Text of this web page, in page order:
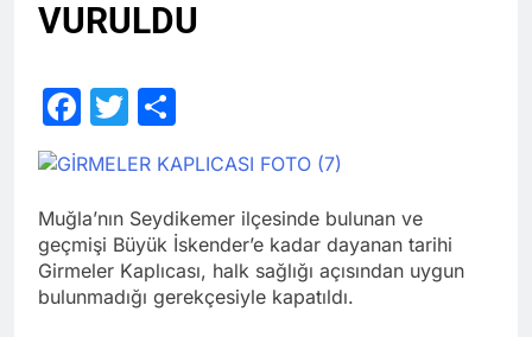
VURULDU
Facebook
Twitter
Muğla’nın Seydikemer ilçesinde bulunan ve
geçmişi Büyük İskender’e kadar dayanan tarihi
Girmeler Kaplıcası, halk sağlığı açısından uygun
bulunmadığı gerekçesiyle kapatıldı.